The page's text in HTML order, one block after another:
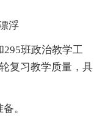
浮
班政治教学工
复习教学质量，具
。